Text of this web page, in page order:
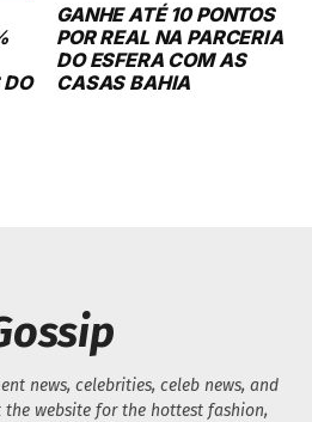
GANHE ATÉ 10 PONTOS
POR REAL NA PARCERIA
DO ESFERA COM AS
CASAS BAHIA
news, celebrities, celeb news, and
the website for the hottest fashion,